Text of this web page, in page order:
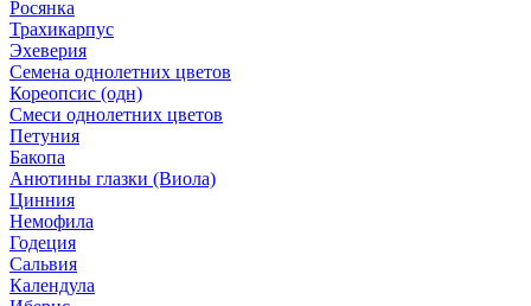
Росянка
Трахикарпус
Эхеверия
Семена однолетних цветов
Кореопсис (одн)
Смеси однолетних цветов
Петуния
Бакопа
Анютины глазки (Виола)
Цинния
Немофила
Годеция
Сальвия
Календула